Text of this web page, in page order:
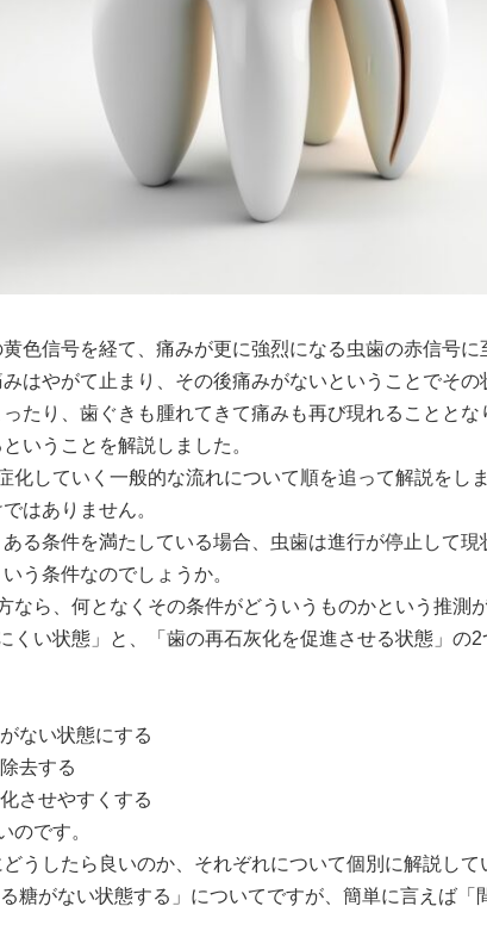
色信号を経て、痛みが更に強烈になる虫歯の赤信号
はやがて止まり、その後痛みがないということでそ
たり、歯ぐきも腫れてきて痛みも再び現れることと
いうことを解説しました。
していく一般的な流れについて順を追って解説をしま
はありません。
る条件を満たしている場合、虫歯は進行が停止して現
う条件なのでしょうか。
ら、何となくその条件がどういうものかという推測
くい状態」と、「歯の再石灰化を促進させる状態」の
ない状態にする
去する
させやすくする
のです。
うしたら良いのか、それぞれについて個別に解説して
糖がない状態する」についてですが、簡単に言えば「